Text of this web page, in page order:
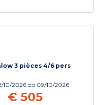
3 pièces 4/6 pers
10/2026 op 09/10/2026
€ 505